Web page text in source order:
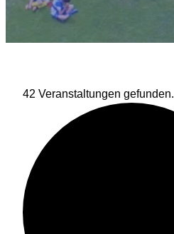
42 Veranstaltungen gefunden.